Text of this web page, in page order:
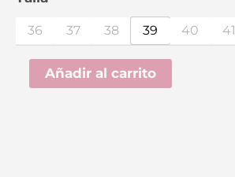
original
era:
49.95 €.
36 37 38 39 40 41
Negro
Xti
cantidad
Añadir al carrito